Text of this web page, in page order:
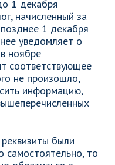
1 декабря
начисленный за
1 декабря
уведомляет о
ноябре
соответствующее
не произошло,
информацию,
были
самостоятельно, то